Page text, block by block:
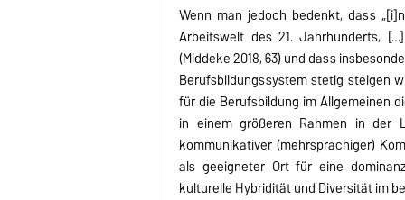
Wenn man jedoch bedenkt, dass
Arbeitswelt des 21. Jahrhunderts,
(Middeke 2018, 63) und dass
Berufsbildungssystem stetig steigen
für die Berufsbildung im Allgemeinen
in einem größeren Rahmen in der
kommunikativer (mehrsprachiger)
als geeigneter Ort für eine
kulturelle Hybridität und Diversität im